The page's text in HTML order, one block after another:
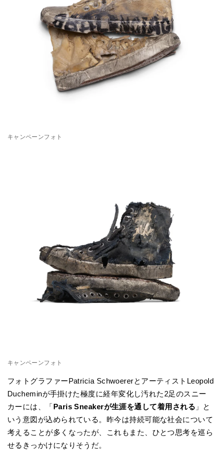
キャンペーンフォト
キャンペーンフォト
フォトグラファーPatricia SchwoererとアーティストLeopold
Ducheminが手掛けた極度に経年変化し汚れた2足のスニー
カーには、「Paris Sneakerが生涯を通して着用される 」と
いう意図が込められている。昨今は持続可能な社会について
考えることが多くなったが、これもまた、ひとつ思考を巡ら
せるきっかけになりそうだ。